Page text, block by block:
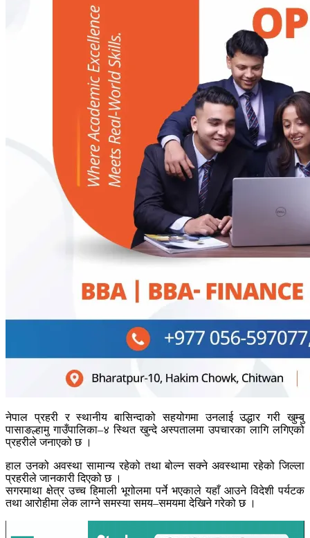
नेपाल प्रहरी र स्थानीय बासिन्दाको सहयोगमा उनलाई उद्धार गरी खुम्बु
पासाङल्हामु गाउँपालिका–४ स्थित खुन्दे अस्पतालमा उपचारका लागि लगिएको
प्रहरीले जनाएको छ ।
हाल उनको अवस्था सामान्य रहेको तथा बोल्न सक्ने अवस्थामा रहेको जिल्ला
प्रहरीले जानकारी दिएको छ ।
सगरमाथा क्षेत्र उच्च हिमाली भूगोलमा पर्ने भएकाले यहाँ आउने विदेशी पर्यटक
तथा आरोहीमा लेक लाग्ने समस्या समय–समयमा देखिने गरेको छ ।